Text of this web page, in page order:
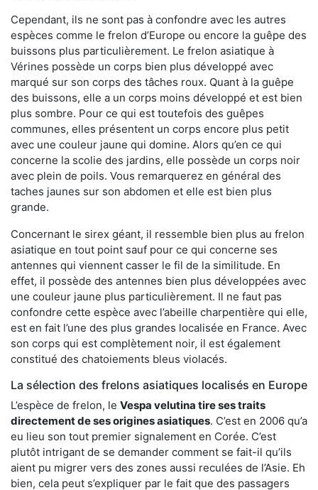
Cependant, ils ne sont pas à confondre avec les autres
espèces comme le frelon d’Europe ou encore la guêpe des
buissons plus particulièrement. Le frelon asiatique à
Vérines possède un corps bien plus développé avec
marqué sur son corps des tâches roux. Quant à la guêpe
des buissons, elle a un corps moins développé et est bien
plus sombre. Pour ce qui est toutefois des guêpes
communes, elles présentent un corps encore plus petit
avec une couleur jaune qui domine. Alors qu’en ce qui
concerne la scolie des jardins, elle possède un corps noir
avec plein de poils. Vous remarquerez en général des
taches jaunes sur son abdomen et elle est bien plus
grande.
Concernant le sirex géant, il ressemble bien plus au frelon
asiatique en tout point sauf pour ce qui concerne ses
antennes qui viennent casser le fil de la similitude. En
effet, il possède des antennes bien plus développées avec
une couleur jaune plus particulièrement. Il ne faut pas
confondre cette espèce avec l’abeille charpentière qui elle,
est en fait l’une des plus grandes localisée en France. Avec
son corps qui est complètement noir, il est également
constitué des chatoiements bleus violacés.
La sélection des frelons asiatiques localisés en Europe
L’espèce de frelon, le Vespa velutina tire ses traits
directement de ses origines asiatiques. C’est en 2006 qu’a
eu lieu son tout premier signalement en Corée. C’est
plutôt intrigant de se demander comment se fait-il qu’ils
aient pu migrer vers des zones aussi reculées de l’Asie. Eh
bien, cela peut s’expliquer par le fait que des passagers